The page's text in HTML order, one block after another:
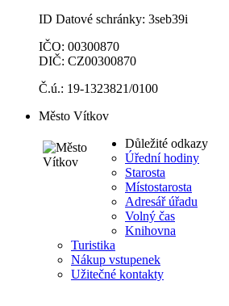
ID Datové schránky: 3seb39i
IČO: 00300870
DIČ: CZ00300870
Č.ú.: 19-1323821/0100
Město Vítkov
Důležité odkazy
Úřední hodiny
Starosta
Místostarosta
Adresář úřadu
Volný čas
Knihovna
Turistika
Nákup vstupenek
Užitečné kontakty